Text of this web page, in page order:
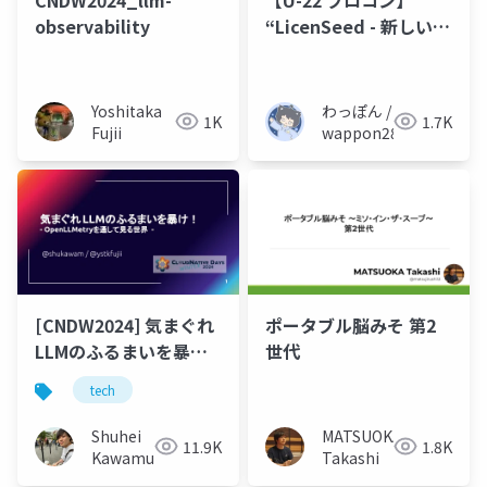
observability
Yoshitaka
Fujii
1K
“LicenSeed - 新しいラ
表スライドわっぽん /
wappon28dev1.7K
[CNDW2024] 気まぐれ
LLMのふるまいを暴
け！ - OpenLLMetryを
通して見る世界 -
tech
Shuhei
Kawamura
11.9K
ポータブル脳みそ 第2
世代
MATSUOKA
Takashi
1.8K